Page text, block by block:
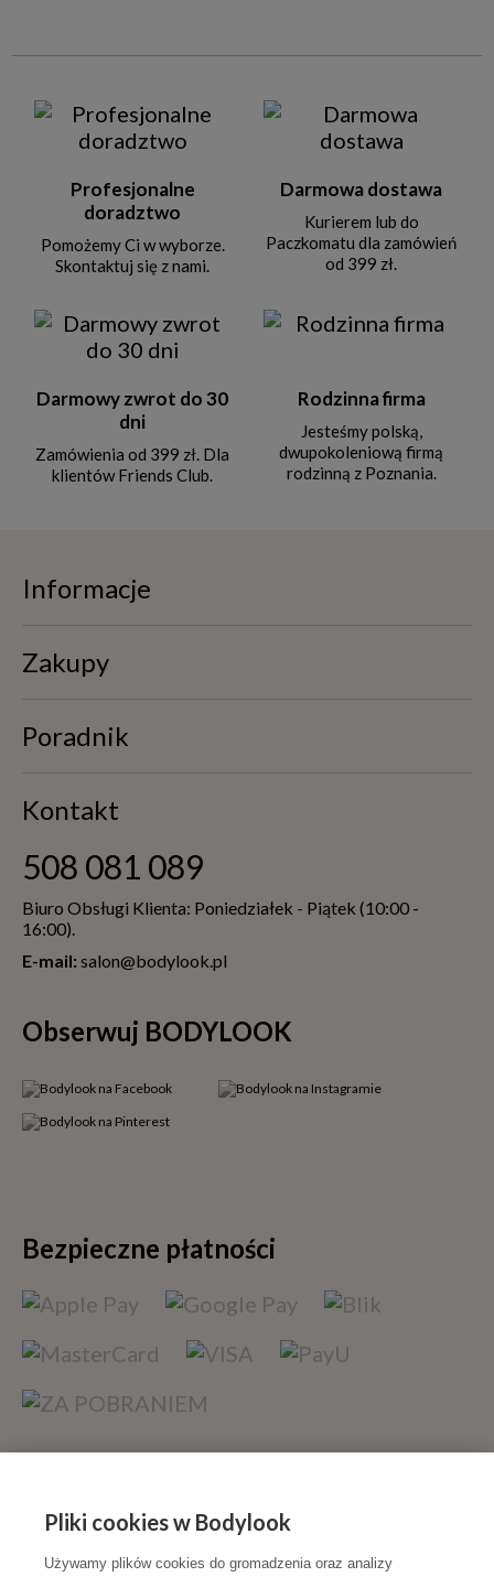
Pliki cookies w Bodylook
Używamy plików cookies do gromadzenia oraz analizy
Profesjonalne
doradztwo
Pomożemy Ci w wyborze.
Skontaktuj się z nami.
Darmowa dostawa
Kurierem lub do
Paczkomatu dla zamówień
od 399 zł.
Darmowy zwrot do 30
dni
Zamówienia od 399 zł. Dla
klientów Friends Club.
Rodzinna firma
Jesteśmy polską,
dwupokoleniową firmą
rodzinną z Poznania.
Informacje
Zakupy
Poradnik
Kontakt
508 081 089
Biuro Obsługi Klienta: Poniedziałek - Piątek (10:00 -
16:00).
E-mail: salon@bodylook.pl
Obserwuj BODYLOOK
Bezpieczne płatności